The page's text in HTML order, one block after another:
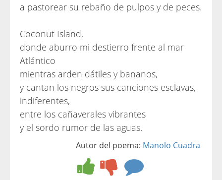
a pastorear su rebaño de pulpos y de peces.
Coconut Island,
donde aburro mi destierro frente al mar
Atlántico
mientras arden dátiles y bananos,
y cantan los negros sus canciones esclavas,
indiferentes,
entre los cañaverales vibrantes
y el sordo rumor de las aguas.
Autor del poema: Manolo Cuadra